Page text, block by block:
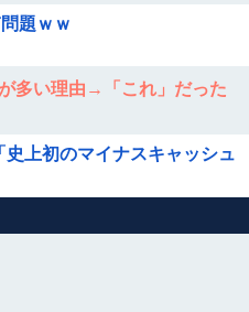
題ｗｗ
多い理由→「これ」だった
上初のマイナスキャッシュ